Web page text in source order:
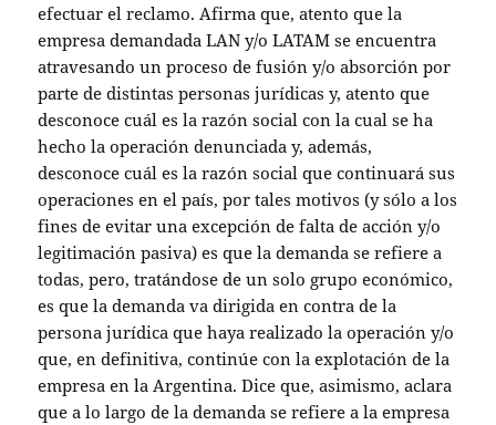
efectuar el reclamo. Afirma que, atento que la
empresa demandada LAN y/o LATAM se encuentra
atravesando un proceso de fusión y/o absorción por
parte de distintas personas jurídicas y, atento que
desconoce cuál es la razón social con la cual se ha
hecho la operación denunciada y, además,
desconoce cuál es la razón social que continuará sus
operaciones en el país, por tales motivos (y sólo a los
fines de evitar una excepción de falta de acción y/o
legitimación pasiva) es que la demanda se refiere a
todas, pero, tratándose de un solo grupo económico,
es que la demanda va dirigida en contra de la
persona jurídica que haya realizado la operación y/o
que, en definitiva, continúe con la explotación de la
empresa en la Argentina. Dice que, asimismo, aclara
que a lo largo de la demanda se refiere a la empresa